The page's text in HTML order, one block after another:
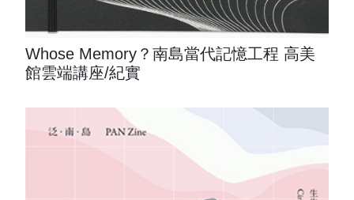
Whose Memory？南島當代記憶工程 高美
館雲端講座/紀實